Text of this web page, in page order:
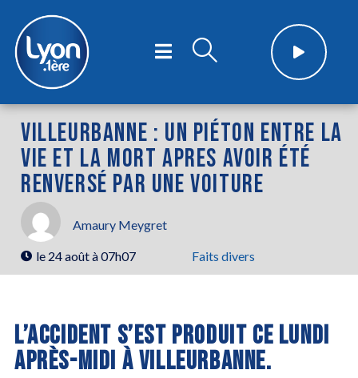
VILLEURBANNE : UN PIÉTON ENTRE LA
VIE ET LA MORT APRES AVOIR ÉTÉ
RENVERSÉ PAR UNE VOITURE
Amaury Meygret
le 24 août à 07h07 Faits divers
L’ACCIDENT S’EST PRODUIT CE LUNDI
APRÈS-MIDI À VILLEURBANNE.